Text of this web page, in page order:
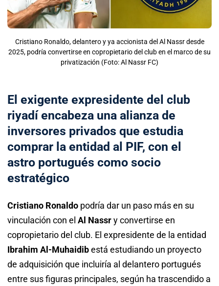
Cristiano Ronaldo, delantero y ya accionista del Al Nassr desde
2025, podría convertirse en copropietario del club en el marco de su
privatización (Foto: Al Nassr FC)
El exigente expresidente del club
riyadí encabeza una alianza de
inversores privados que estudia
comprar la entidad al PIF, con el
astro portugués como socio
estratégico
Cristiano Ronaldo podría dar un paso más en su
vinculación con el Al Nassry convertirse en
copropietario del club. El expresidente de la entidad
Ibrahim Al-Muhaidibestá estudiando un proyecto
de adquisición que incluiría al delantero portugués
entre sus figuras principales, según ha trascendido a